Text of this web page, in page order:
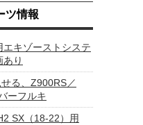
ツ情報
キゾーストシステ
り
る、Z900RS／
ーフルキ
SX（18-22）用